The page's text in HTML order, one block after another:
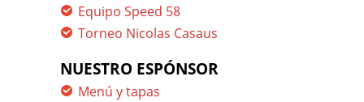
Equipo Speed 58
Torneo Nicolas Casaus
NUESTRO ESPÓNSOR
Menú y tapas